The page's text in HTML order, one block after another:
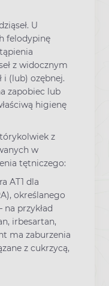
U
felodypinę
z widocznym
i (lub) ozębnej.
zapobiec lub
higienę
z
w
tętniczego:
AT1 dla
określanego
na przykład
irbesartan,
ma zaburzenia
z cukrzycą,